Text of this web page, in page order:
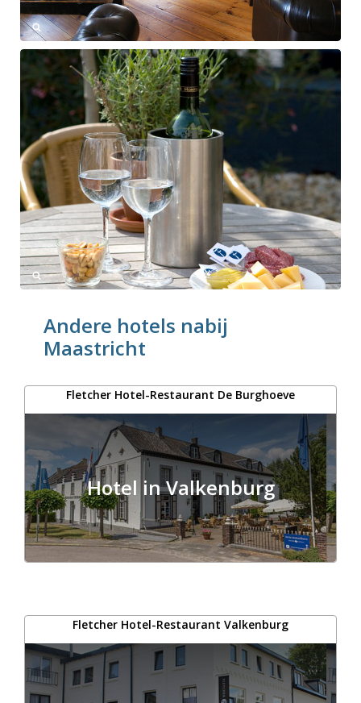
Andere hotels nabij
Maastricht
Fletcher Hotel-Restaurant De Burghoeve
Hotel in Valkenburg
Fletcher Hotel-Restaurant Valkenburg